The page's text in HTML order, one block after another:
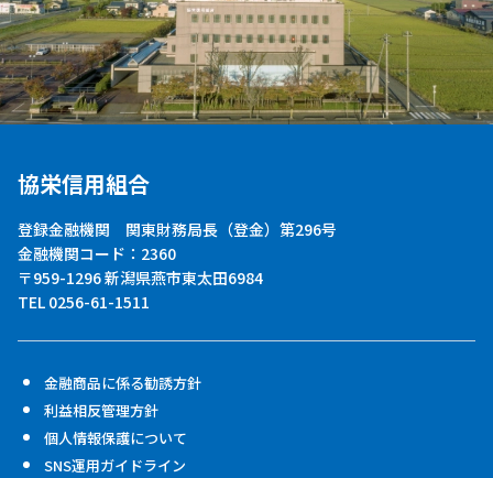
協栄信用組合
登録金融機関 関東財務局長（登金）第296号
金融機関コード：2360
〒959-1296 新潟県燕市東太田6984
TEL 0256-61-1511
金融商品に係る勧誘方針
利益相反管理方針
個人情報保護について
SNS運用ガイドライン